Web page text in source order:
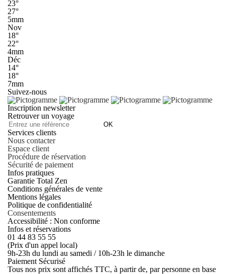
23°
27°
5mm
Nov
18°
22°
4mm
Déc
14°
18°
7mm
Suivez-nous
Inscription newsletter
Retrouver un voyage
OK
Services clients
Nous contacter
Espace client
Procédure de réservation
Sécurité de paiement
Infos pratiques
Garantie Total Zen
Conditions générales de vente
Mentions légales
Politique de confidentialité
Consentements
Accessibilité : Non conforme
Infos et réservations
01 44 83 55 55
(Prix d'un appel local)
9h-23h du lundi au samedi / 10h-23h le dimanche
Paiement Sécurisé
Tous nos prix sont affichés TTC, à partir de, par personne en base